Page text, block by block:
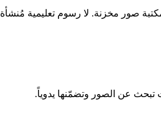
صور مخزنة. لا رسوم تعليمية مُنشأة
عن الصور وتضمّنها يدوياً.